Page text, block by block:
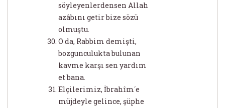
söyleyenlerdensen Allah
azâbını getir bize sözü
olmuştu.
O da, Rabbim demişti,
bozgunculukta bulunan
kavme karşı sen yardım
et bana.
Elçilerimiz, İbrahîm´e
müjdeyle gelince, şüphe